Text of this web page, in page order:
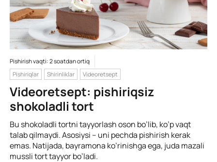
Pishirish vaqti: 2 soatdan ortiq
Pishiriqlar
Shirinliklar Videoretsept
Videoretsept: pishiriqsiz
shokoladli tort
Bu shokoladli tortni tayyorlash oson bo’lib, ko’p vaqt
talab qilmaydi. Asosiysi – uni pechda pishirish kerak
emas. Natijada, bayramona ko’rinishga ega, juda mazali
mussli tort tayyor bo’ladi.